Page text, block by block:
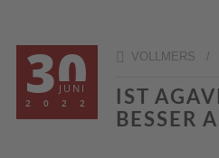
30
JUNI
2022
VOLLMERS /
IST
BESSER